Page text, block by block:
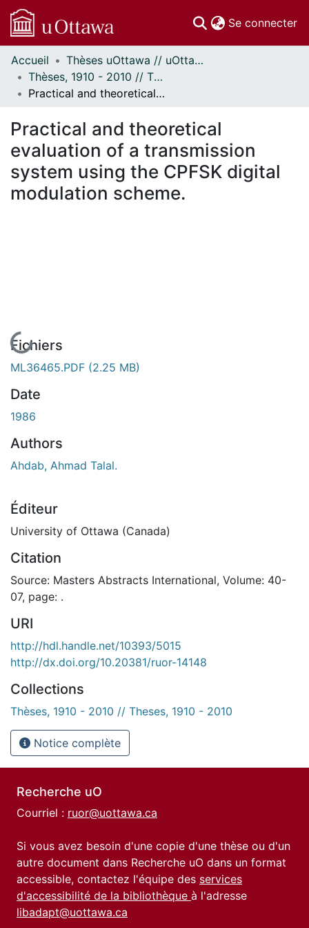
Se connecter
Communautés
et collections
Parcourir
À propos
Accueil
Thèses uOttawa // uOttawa Theses
Thèses, 1910 - 2010 // Theses, 1910 - 2010
Practical and theoretical evaluation of a transmission system using the CPFSK digital modulation scheme.
Practical and theoretical
evaluation of a transmission
system using the CPFSK digital
modulation scheme.
En cours de chargement...
Fichiers
ML36465.PDF (2.25 MB)
Date
1986
Authors
Ahdab, Ahmad Talal.
Éditeur
University of Ottawa (Canada)
Citation
Source: Masters Abstracts International, Volume: 40-
07, page: .
URI
http://hdl.handle.net/10393/5015
http://dx.doi.org/10.20381/ruor-14148
Collections
Thèses, 1910 - 2010 // Theses, 1910 - 2010
Notice complète
Recherche uO
Courriel : ruor@uottawa.ca
Si vous avez besoin d'une copie d'une thèse ou d'un
autre document dans Recherche uO dans un format
accessible, contactez l'équipe des services
d'accessibilité de la bibliothèque à l'adresse
libadapt@uottawa.ca